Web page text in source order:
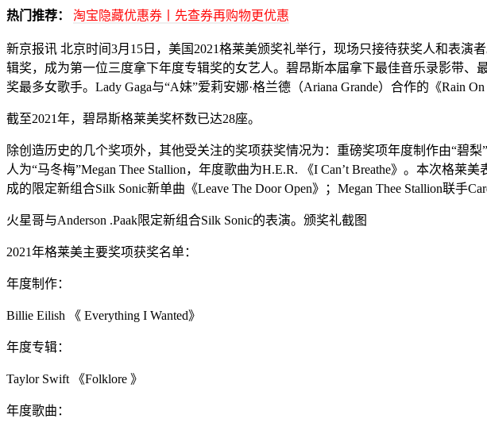
热门推荐： 淘宝隐藏优惠券丨先查券再购物更优惠
新京报讯 北京时间3月15日，美国2021格莱美颁奖礼举行，现场只接待获奖人和表演
辑奖，成为第一位三度拿下年度专辑奖的女艺人。碧昂斯本届拿下最佳音乐录影带
奖最多女歌手。Lady Gaga与“A妹”爱莉安娜·格兰德（Ariana Grande）合作的《Rain
截至2021年，碧昂斯格莱美奖杯数已达28座。
除创造历史的几个奖项外，其他受关注的奖项获奖情况为：重磅奖项年度制作由“碧
人为“马冬梅”Megan Thee Stallion，年度歌曲为H.E.R. 《I Can’t Breathe》。本次格
成的限定新组合Silk Sonic新单曲《Leave The Door Open》；Megan Thee Stallion联手
火星哥与Anderson .Paak限定新组合Silk Sonic的表演。颁奖礼截图
2021年格莱美主要奖项获奖名单：
年度制作：
Billie Eilish 《 Everything I Wanted》
年度专辑：
Taylor Swift 《Folklore 》
年度歌曲：